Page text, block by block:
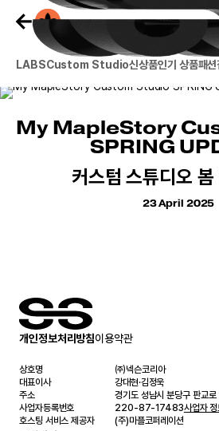
My MapleStory
SPRING
커스텀 스튜디오
23 April 2025
개인정보처리방침이용약관
상호명
㈜넥슨코리아
대표이사
강대현·김정욱
주소
경기도 성남시 분당구 판교
사업자등록번호
220-87-17483사업자
호스팅 서비스 제공자
(주)마플코퍼레이션
LABSCustom Studio신상품인기 상품패